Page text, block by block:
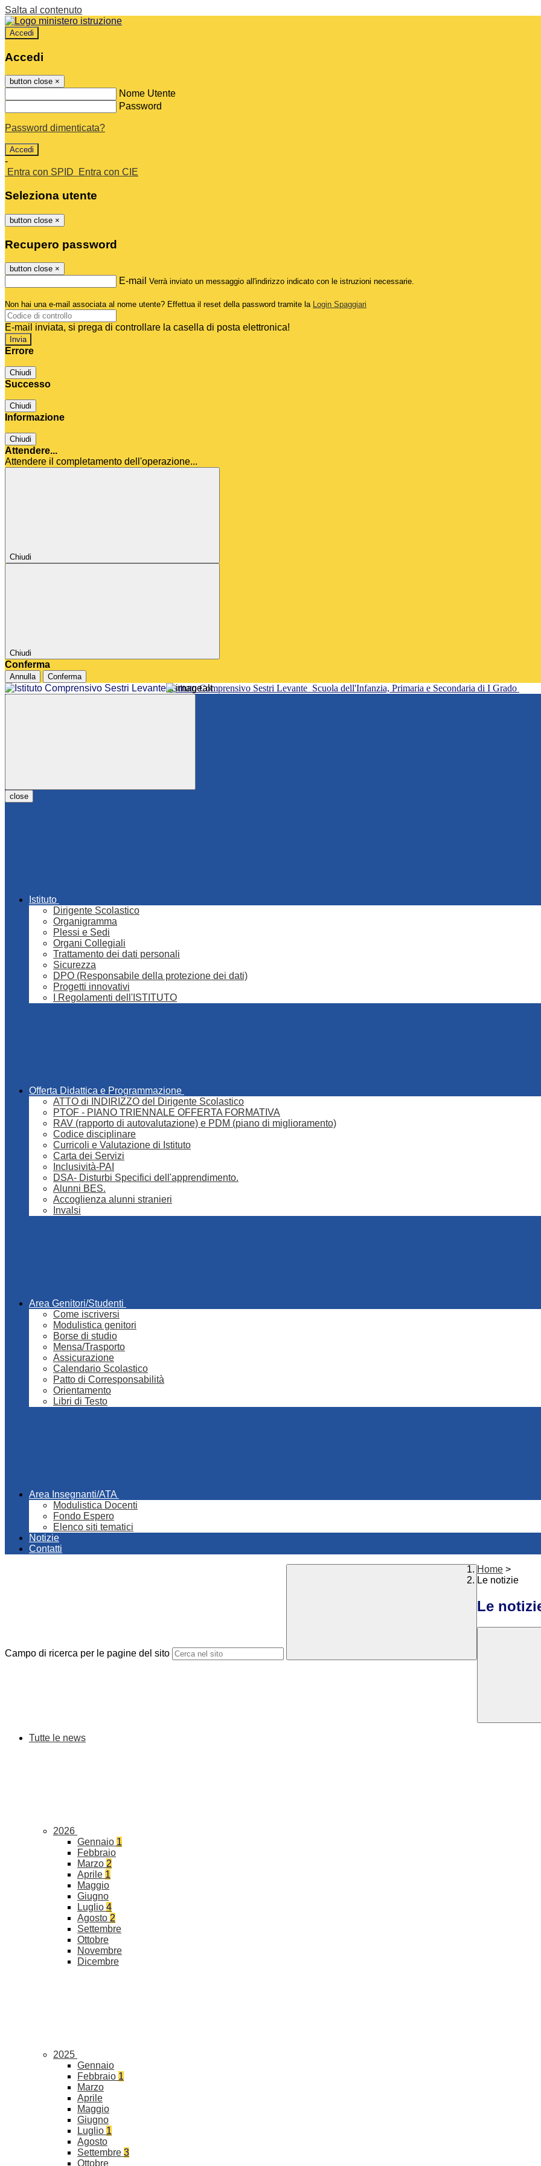
Salta al contenuto
Accedi
Accedi
button close ×
Nome Utente
Password
Password dimenticata?
-
Entra con SPID
Entra con CIE
Seleziona utente
button close ×
Recupero password
button close ×
E-mail Verrà inviato un messaggio all'indirizzo indicato con le istruzioni necessarie.
Non hai una e-mail associata al nome utente? Effettua il reset della password tramite la Login Spaggiari
E-mail inviata, si prega di controllare la casella di posta elettronica!
Errore
Chiudi
Successo
Chiudi
Informazione
Chiudi
Attendere...
Attendere il completamento dell'operazione...
Chiudi
Chiudi
Conferma
Annulla Conferma
Istituto Comprensivo Sestri Levante Scuola dell'Infanzia, Primaria e Secondaria di I Grado
close
Istituto
Dirigente Scolastico
Organigramma
Plessi e Sedi
Organi Collegiali
Trattamento dei dati personali
Sicurezza
DPO (Responsabile della protezione dei dati)
Progetti innovativi
I Regolamenti dell'ISTITUTO
Offerta Didattica e Programmazione
ATTO di INDIRIZZO del Dirigente Scolastico
PTOF - PIANO TRIENNALE OFFERTA FORMATIVA
RAV (rapporto di autovalutazione) e PDM (piano di miglioramento)
Codice disciplinare
Curricoli e Valutazione di Istituto
Carta dei Servizi
Inclusività-PAI
DSA- Disturbi Specifici dell'apprendimento.
Alunni BES.
Accoglienza alunni stranieri
Invalsi
Area Genitori/Studenti
Come iscriversi
Modulistica genitori
Borse di studio
Mensa/Trasporto
Assicurazione
Calendario Scolastico
Patto di Corresponsabilità
Orientamento
Libri di Testo
Area Insegnanti/ATA
Modulistica Docenti
Fondo Espero
Elenco siti tematici
Notizie
Contatti
Campo di ricerca per le pagine del sito
Home >
Le notizie
Le
Tutte le news
2026
Gennaio 1
Febbraio
Marzo 2
Aprile 1
Maggio
Giugno
Luglio 4
Agosto 2
Settembre
Ottobre
Novembre
Dicembre
2025
Gennaio
Febbraio 1
Marzo
Aprile
Maggio
Giugno
Luglio 1
Agosto
Settembre 3
Ottobre